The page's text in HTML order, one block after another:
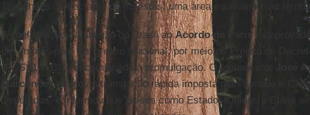
12 milhões de hectares de florestas, uma área equivalente ao
A confirmação da adesão do Brasil aoAcordo de Parisfoi
de um mês pelo Congresso Nacional, por meio do Projeto de
(PDS) 19/2016, encaminhado à promulgação. O embaixador
José
Marcondeselogiou a tramitação rápida imposta pelo Senado e
Deputados, e informou que países como Estados Unidos e China